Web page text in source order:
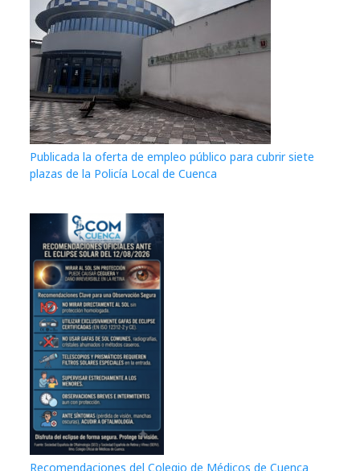
Publicada la oferta de empleo público para cubrir siete
plazas de la Policía Local de Cuenca
Recomendaciones del Colegio de Médicos de Cuenca